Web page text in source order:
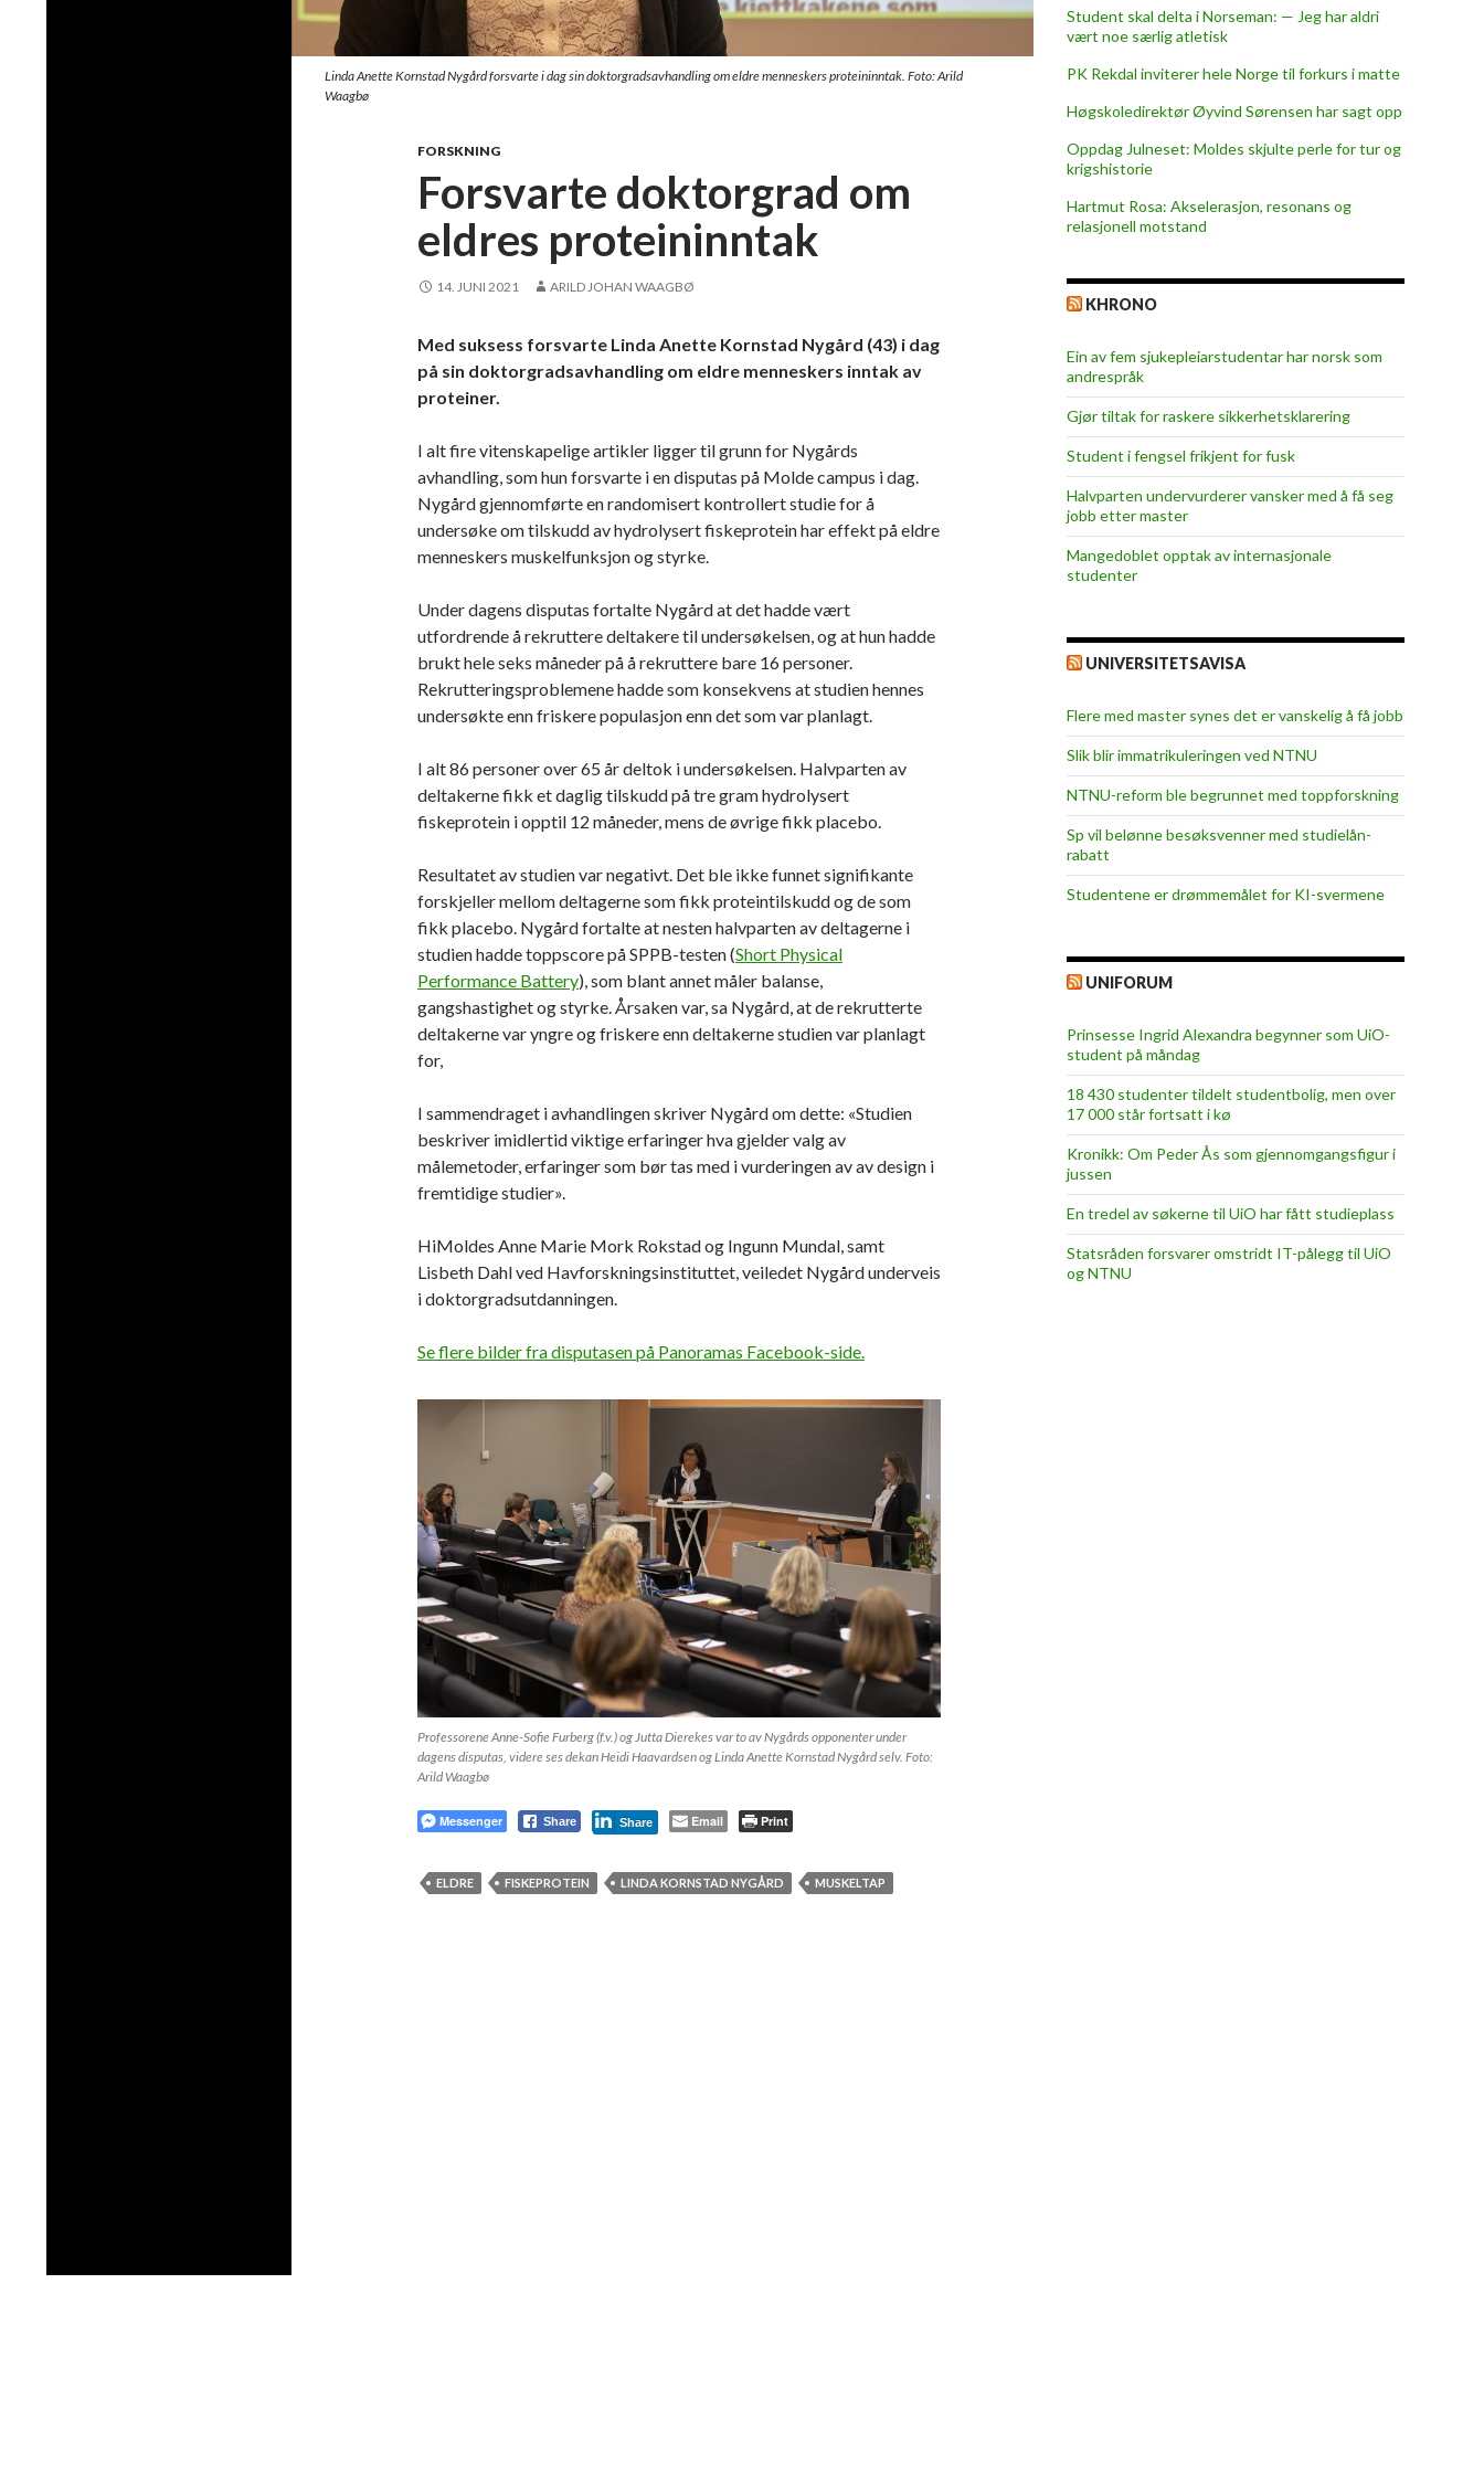
Linda Anette Kornstad Nygård forsvarte i dag sin doktorgradsavhandling om eldre menneskers proteininntak. Foto: Arild
Waagbø
FORSKNING
Forsvarte doktorgrad om
eldres proteininntak
14. JUNI 2021 ARILD JOHAN WAAGBØ
Med suksess forsvarte Linda Anette Kornstad Nygård (43) i dag
på sin doktorgradsavhandling om eldre menneskers inntak av
proteiner.
I alt fire vitenskapelige artikler ligger til grunn for Nygårds
avhandling, som hun forsvarte i en disputas på Molde campus i dag.
Nygård gjennomførte en randomisert kontrollert studie for å
undersøke om tilskudd av hydrolysert fiskeprotein har effekt på eldre
menneskers muskelfunksjon og styrke.
Under dagens disputas fortalte Nygård at det hadde vært
utfordrende å rekruttere deltakere til undersøkelsen, og at hun hadde
brukt hele seks måneder på å rekruttere bare 16 personer.
Rekrutteringsproblemene hadde som konsekvens at studien hennes
undersøkte enn friskere populasjon enn det som var planlagt.
I alt 86 personer over 65 år deltok i undersøkelsen. Halvparten av
deltakerne fikk et daglig tilskudd på tre gram hydrolysert
fiskeprotein i opptil 12 måneder, mens de øvrige fikk placebo.
Resultatet av studien var negativt. Det ble ikke funnet signifikante
forskjeller mellom deltagerne som fikk proteintilskudd og de som
fikk placebo. Nygård fortalte at nesten halvparten av deltagerne i
studien hadde toppscore på SPPB-testen (Short Physical
Performance Battery), som blant annet måler balanse,
gangshastighet og styrke. Årsaken var, sa Nygård, at de rekrutterte
deltakerne var yngre og friskere enn deltakerne studien var planlagt
for,
I sammendraget i avhandlingen skriver Nygård om dette: «Studien
beskriver imidlertid viktige erfaringer hva gjelder valg av
målemetoder, erfaringer som bør tas med i vurderingen av av design i
fremtidige studier».
HiMoldes Anne Marie Mork Rokstad og Ingunn Mundal, samt
Lisbeth Dahl ved Havforskningsinstituttet, veiledet Nygård underveis
i doktorgradsutdanningen.
Se flere bilder fra disputasen på Panoramas Facebook-side.
Professorene Anne-Sofie Furberg (f.v.) og Jutta Dierekes var to av Nygårds opponenter under
dagens disputas, videre ses dekan Heidi Haavardsen og Linda Anette Kornstad Nygård selv. Foto:
Arild Waagbø
Messenger Share Share Email Print
ELDRE FISKEPROTEIN LINDA KORNSTAD NYGÅRD MUSKELTAP
Student skal delta i Norseman: — Jeg har aldri
vært noe særlig atletisk
PK Rekdal inviterer hele Norge til forkurs i matte
Høgskoledirektør Øyvind Sørensen har sagt opp
Oppdag Julneset: Moldes skjulte perle for tur og
krigshistorie
Hartmut Rosa: Akselerasjon, resonans og
relasjonell motstand
KHRONO
Ein av fem sjukepleiar­studentar har norsk som
andrespråk
Gjør tiltak for raskere sikkerhets­klarering
Student i fengsel frikjent for fusk
Halvparten undervurderer vansker med å få seg
jobb etter master
Mangedoblet opptak av internasjonale
studenter
UNIVERSITETSAVISA
Flere med master synes det er vanskelig å få jobb
Slik blir immatrikuleringen ved NTNU
NTNU-reform ble begrunnet med toppforskning
Sp vil belønne besøksvenner med studielån-
rabatt
Studentene er drømmemålet for KI-svermene
UNIFORUM
Prinsesse Ingrid Alexandra begynner som UiO-
student på måndag
18 430 studenter tildelt studentbolig, men over
17 000 står fortsatt i kø
Kronikk: Om Peder Ås som gjennomgangsfigur i
jussen
En tredel av søkerne til UiO har fått studieplass
Statsråden forsvarer omstridt IT-pålegg til UiO
og NTNU